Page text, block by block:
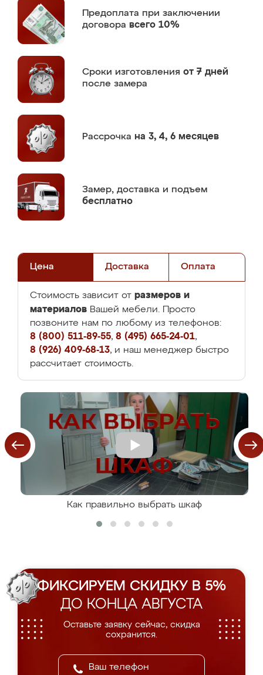
Предоплата при заключении
договора всего 10%
Сроки изготовления от 7 дней
после замера
Рассрочка на 3, 4, 6 месяцев
Замер, доставка и подъем
бесплатно
Цена Доставка Оплата
Стоимость зависит от размеров и
материалов Вашей мебели. Просто
позвоните нам по любому из телефонов:
8 (800) 511-89-55, 8 (495) 665-24-01,
8 (926) 409-68-13, и наш менеджер быстро
рассчитает стоимость.
Как правильно выбрать шкаф
ФИКСИРУЕМ СКИДКУ В 5%
ДО КОНЦА АВГУСТА
Оставьте заявку сейчас, скидка
сохранится.